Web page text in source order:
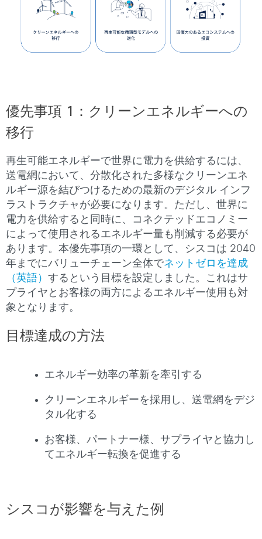
優先事項 1：クリーンエネルギーへの
移行
再生可能エネルギーで世界に電力を供給するには、
送電網において、分散化された多様なクリーンエネ
ルギー源を結びつけるための最新のデジタル インフ
ラストラクチャが必要になります。ただし、世界に
電力を供給すると同時に、コネクテッドエコノミー
によって使用されるエネルギー量も削減する必要が
あります。本優先事項の一環として、シスコは 2040
年までにバリューチェーン全体でネットゼロを達成
（英語） するという目標を設定しました。これはサ
プライヤとお客様の両方によるエネルギー使用も対
象となります。
目標達成の方法
エネルギー効率の革新を牽引する
クリーンエネルギーを採用し、送電網をデジ
タル化する
お客様、パートナー様、サプライヤと協力し
てエネルギー転換を促進する
シスコが影響を与えた例